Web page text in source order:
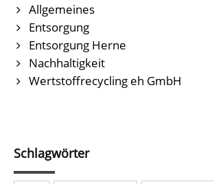
Allgemeines
Entsorgung
Entsorgung Herne
Nachhaltigkeit
Wertstoffrecycling eh GmbH
Schlagwörter